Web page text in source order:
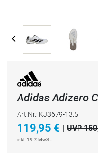
Adidas Adizero
Art.Nr.: KJ3679-13.5
119,95 € | UVP
inkl. 19 % MwSt.